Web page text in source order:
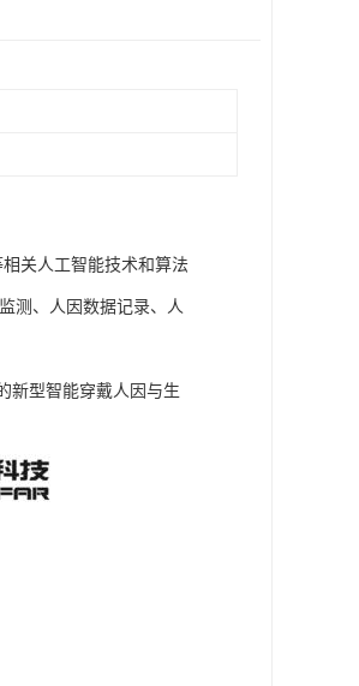
关人工智能技术和算法
测、人因数据记录、人
新型智能穿戴人因与生